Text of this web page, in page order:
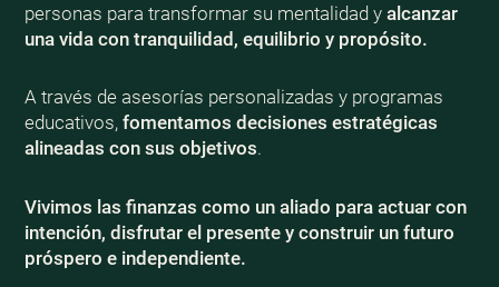
personas para transformar su mentalidad y alcanzar
una vida con tranquilidad, equilibrio y propósito.
A través de asesorías personalizadas y programas
educativos, fomentamos decisiones estratégicas
alineadas con sus objetivos.
Vivimos las finanzas como un aliado para actuar con
intención, disfrutar el presente y construir un futuro
próspero e independiente.